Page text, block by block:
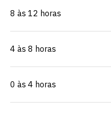
8 às 12 horas
4 às 8 horas
0 às 4 horas